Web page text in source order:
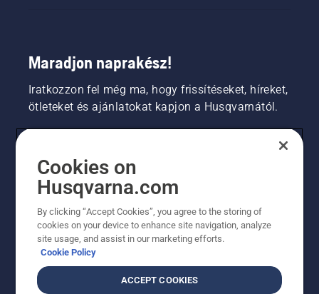
Maradjon naprakész!
Iratkozzon fel még ma, hogy frissítéseket, híreket,
ötleteket és ajánlatokat kapjon a Husqvarnától.
PROFESSZIONÁLIS
Cookies on
Husqvarna.com
By clicking “Accept Cookies”, you agree to the storing of
cookies on your device to enhance site navigation, analyze
site usage, and assist in our marketing efforts.
Cookie Policy
ACCEPT COOKIES